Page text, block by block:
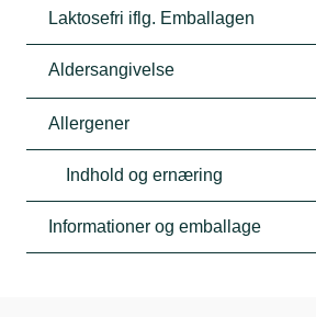
Laktosefri iflg. Emballagen
Aldersangivelse
Allergener
Indhold og ernæring
Informationer og emballage